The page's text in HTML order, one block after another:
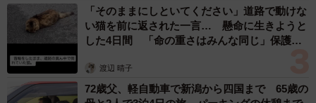
「そのままにしといてください」道路で動けな
い猫を前に返された一言… 懸命に生きようと
した4日間 「命の重さはみんな同じ」保護団
渡辺 晴子
72歳父、軽自動車で新潟から四国まで 65歳の